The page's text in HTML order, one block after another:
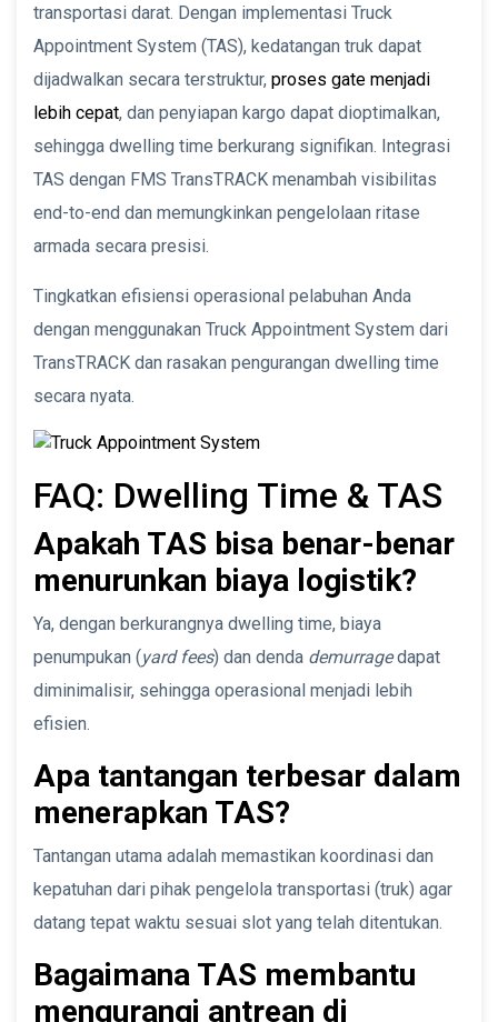
transportasi darat. Dengan implementasi Truck
Appointment System (TAS), kedatangan truk dapat
dijadwalkan secara terstruktur, proses gate menjadi
lebih cepat, dan penyiapan kargo dapat dioptimalkan,
sehingga dwelling time berkurang signifikan. Integrasi
TAS dengan FMS TransTRACK menambah visibilitas
end-to-end dan memungkinkan pengelolaan ritase
armada secara presisi.
Tingkatkan efisiensi operasional pelabuhan Anda
dengan menggunakan Truck Appointment System dari
TransTRACK dan rasakan pengurangan dwelling time
secara nyata.
FAQ: Dwelling Time & TAS
Apakah TAS bisa benar-benar
menurunkan biaya logistik?
Ya, dengan berkurangnya dwelling time, biaya
penumpukan (yard fees) dan denda demurragedapat
diminimalisir, sehingga operasional menjadi lebih
efisien.
Apa tantangan terbesar dalam
menerapkan TAS?
Tantangan utama adalah memastikan koordinasi dan
kepatuhan dari pihak pengelola transportasi (truk) agar
datang tepat waktu sesuai slot yang telah ditentukan.
Bagaimana TAS membantu
mengurangi antrean di